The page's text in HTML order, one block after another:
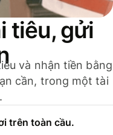
tiêu, gửi
và nhận tiền bằng
cần, trong một tài
trên toàn cầu.